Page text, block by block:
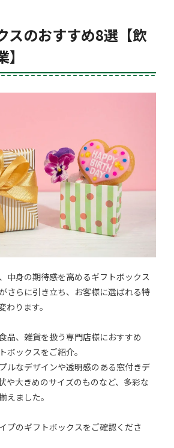
スのおすすめ8選【飲
中身の期待感を高めるギフトボックス
さらに引き立ち、お客様に選ばれる特
わります。
品、雑貨を扱う専門店様におすすめ
ボックスをご紹介。
ルなデザインや透明感のある窓付きデ
や大きめのサイズのものなど、多彩な
えました。
プのギフトボックスをご確認くださ